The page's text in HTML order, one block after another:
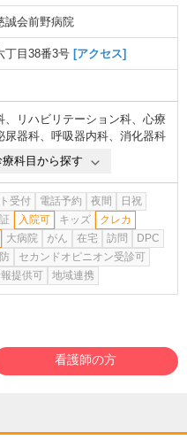
誠会前野病院
丁目38番3号 [アクセス]
、 リハビリテーション科、 心療
尿器科、 呼吸器内科、 消化器科
科目から探す
受付 電話予約 夜間
日祝
入院可 キッズ
クレカ
大病院 がん 在宅 訪問
DPC
セカンドオピニオン受診可
提供可
地域連携
看護師の方